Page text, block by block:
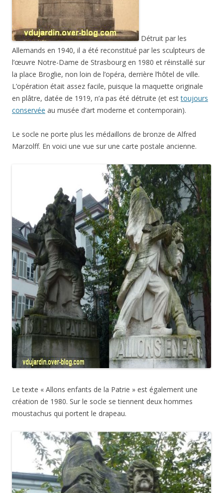
Détruit par les
Allemands en 1940, il a été reconstitué par les sculpteurs de
l’œuvre Notre-Dame de Strasbourg en 1980 et réinstallé sur
la place Broglie, non loin de l’opéra, derrière l’hôtel de ville.
L’opération était assez facile, puisque la maquette originale
en plâtre, datée de 1919, n’a pas été détruite (et esttoujours
conservée au musée d’art moderne et contemporain).
Le socle ne porte plus les médaillons de bronze de Alfred
Marzolff. En voici une vue sur une carte postale ancienne.
Le texte « Allons enfants de la Patrie » est également une
création de 1980. Sur le socle se tiennent deux hommes
moustachus qui portent le drapeau.